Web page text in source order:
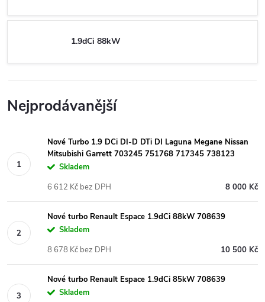
1.9dCi 88kW
Nejprodávanější
Nové Turbo 1.9 DCi DI-D DTi DI Laguna Megane Nissan
Mitsubishi Garrett 703245 751768 717345 738123
Skladem
8 000 Kč
6 612 Kč bez DPH
Nové turbo Renault Espace 1.9dCi 88kW 708639
Skladem
10 500 Kč
8 678 Kč bez DPH
Nové turbo Renault Espace 1.9dCi 85kW 708639
Skladem